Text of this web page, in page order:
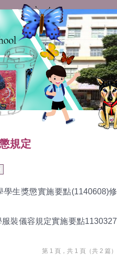
規定
生獎懲實施要點(1140608)修
裝儀容規定實施要點1130327
第 1 頁，共 1 頁（共 2 篇）